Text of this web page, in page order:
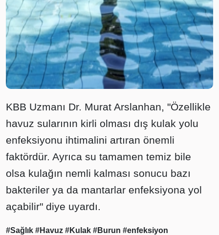
KBB Uzmanı Dr. Murat Arslanhan, "Özellikle
havuz sularının kirli olması dış kulak yolu
enfeksiyonu ihtimalini artıran önemli
faktördür. Ayrıca su tamamen temiz bile
olsa kulağın nemli kalması sonucu bazı
bakteriler ya da mantarlar enfeksiyona yol
açabilir" diye uyardı.
#Sağlık #Havuz #Kulak #Burun #enfeksiyon